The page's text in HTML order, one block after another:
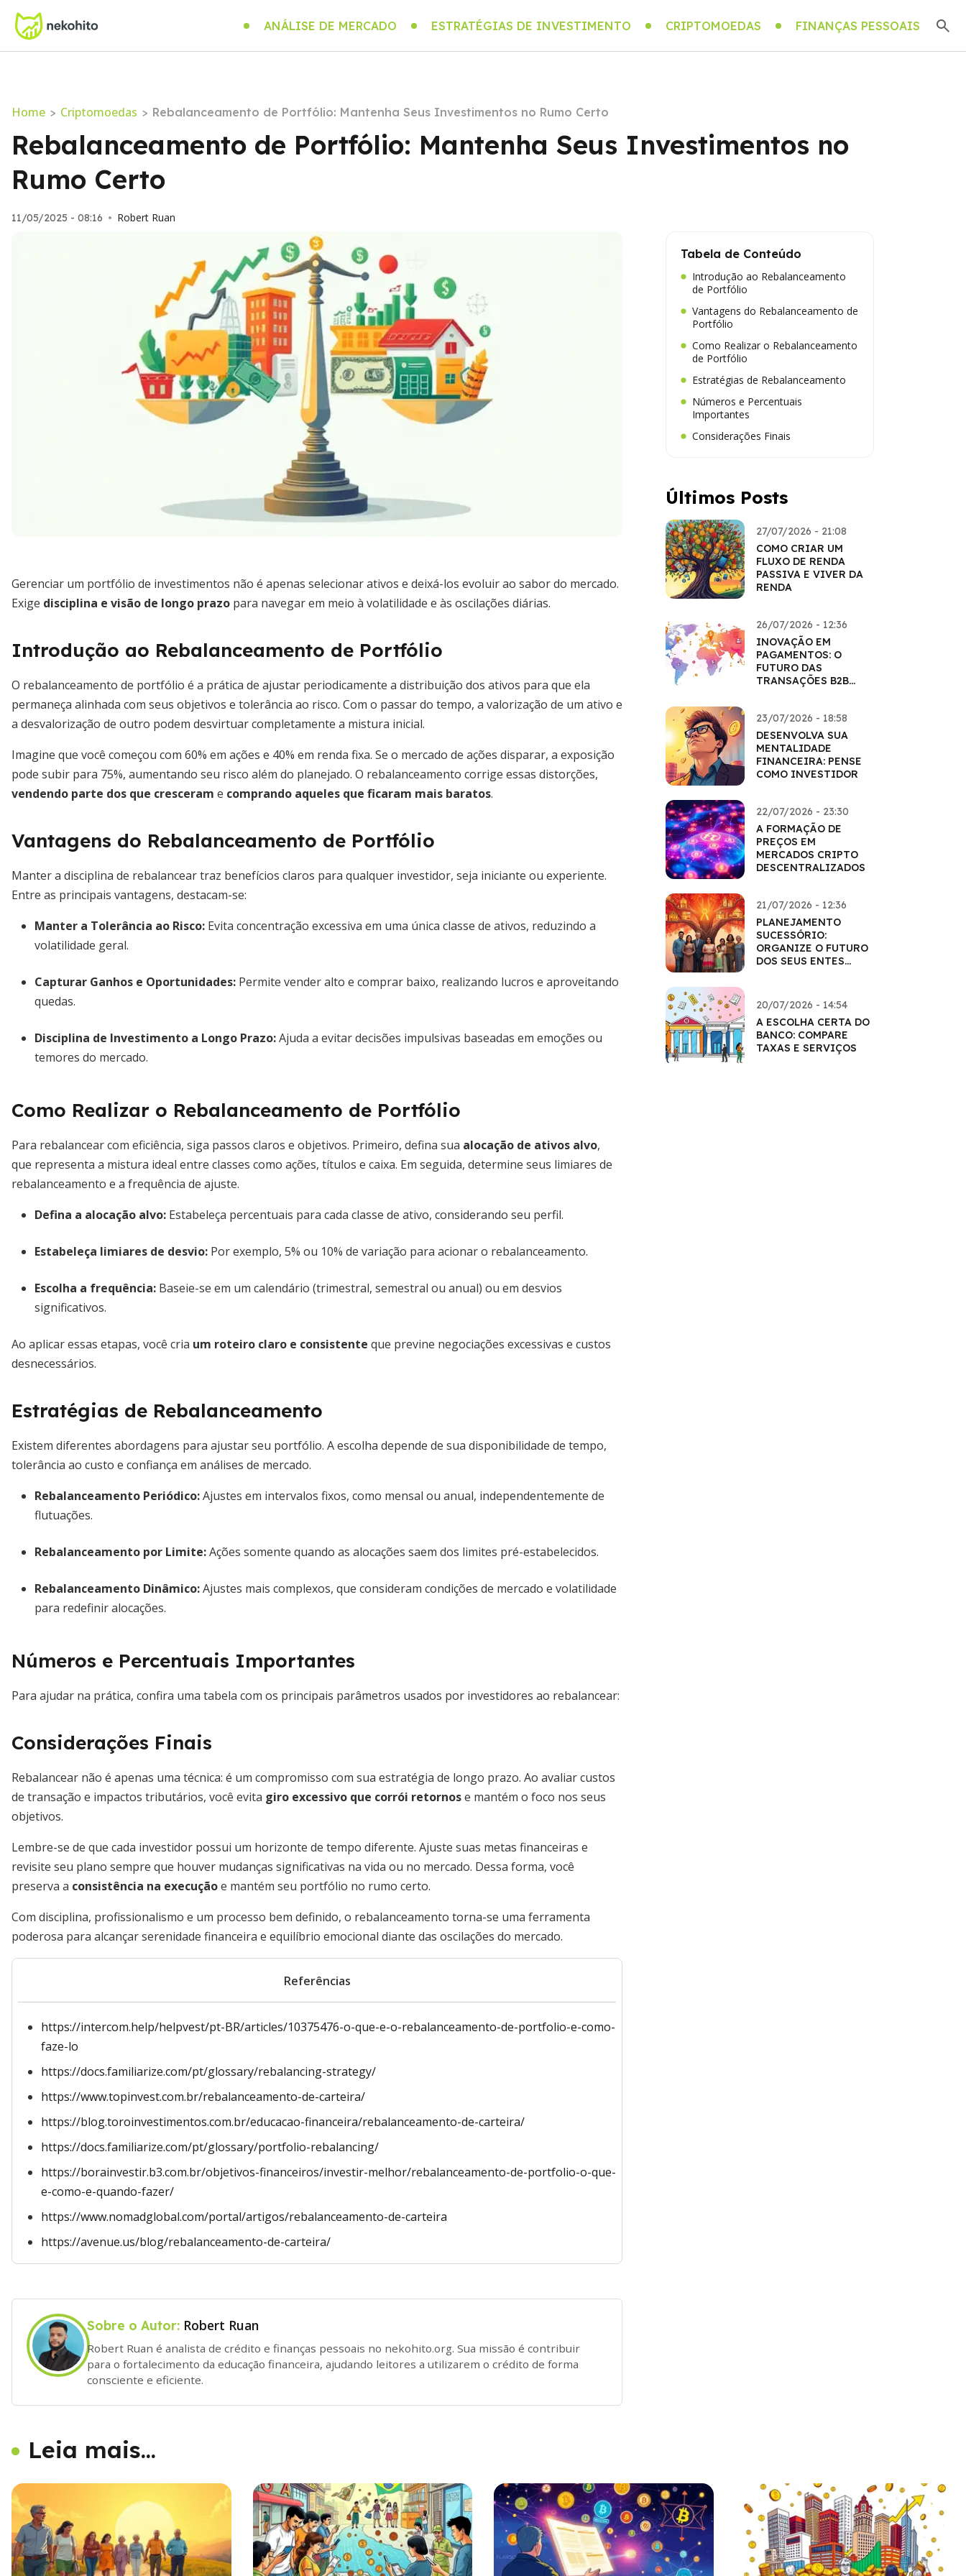
ANÁLISE DE MERCADO ESTRATÉGIAS DE INVESTIMENTO CRIPTOMOEDAS FINANÇAS PESSOAIS
Home > Criptomoedas > Rebalanceamento de Portfólio: Mantenha Seus Investimentos no Rumo Certo
Rebalanceamento de Portfólio: Mantenha Seus Investimentos no
Rumo Certo
11/05/2025 - 08:16 • Robert Ruan
Gerenciar um portfólio de investimentos não é apenas selecionar ativos e deixá-los evoluir ao sabor do mercado.
Exige disciplina e visão de longo prazo para navegar em meio à volatilidade e às oscilações diárias.
Introdução ao Rebalanceamento de Portfólio
O rebalanceamento de portfólio é a prática de ajustar periodicamente a distribuição dos ativos para que ela
permaneça alinhada com seus objetivos e tolerância ao risco. Com o passar do tempo, a valorização de um ativo e
a desvalorização de outro podem desvirtuar completamente a mistura inicial.
Imagine que você começou com 60% em ações e 40% em renda fixa. Se o mercado de ações disparar, a exposição
pode subir para 75%, aumentando seu risco além do planejado. O rebalanceamento corrige essas distorções,
vendendo parte dos que cresceram e comprando aqueles que ficaram mais baratos.
Vantagens do Rebalanceamento de Portfólio
Manter a disciplina de rebalancear traz benefícios claros para qualquer investidor, seja iniciante ou experiente.
Entre as principais vantagens, destacam-se:
Manter a Tolerância ao Risco: Evita concentração excessiva em uma única classe de ativos, reduzindo a
volatilidade geral.
Capturar Ganhos e Oportunidades: Permite vender alto e comprar baixo, realizando lucros e aproveitando
quedas.
Disciplina de Investimento a Longo Prazo:Ajuda a evitar decisões impulsivas baseadas em emoções ou
temores do mercado.
Como Realizar o Rebalanceamento de Portfólio
Para rebalancear com eficiência, siga passos claros e objetivos. Primeiro, defina sua alocação de ativos alvo,
que representa a mistura ideal entre classes como ações, títulos e caixa. Em seguida, determine seus limiares de
rebalanceamento e a frequência de ajuste.
Defina a alocação alvo: Estabeleça percentuais para cada classe de ativo, considerando seu perfil.
Estabeleça limiares de desvio: Por exemplo, 5% ou 10% de variação para acionar o rebalanceamento.
Escolha a frequência: Baseie-se em um calendário (trimestral, semestral ou anual) ou em desvios
significativos.
Ao aplicar essas etapas, você cria um roteiro claro e consistente que previne negociações excessivas e custos
desnecessários.
Estratégias de Rebalanceamento
Existem diferentes abordagens para ajustar seu portfólio. A escolha depende de sua disponibilidade de tempo,
tolerância ao custo e confiança em análises de mercado.
Rebalanceamento Periódico:Ajustes em intervalos fixos, como mensal ou anual, independentemente de
flutuações.
Rebalanceamento por Limite:Ações somente quando as alocações saem dos limites pré-estabelecidos.
Rebalanceamento Dinâmico:Ajustes mais complexos, que consideram condições de mercado e volatilidade
para redefinir alocações.
Números e Percentuais Importantes
Para ajudar na prática, confira uma tabela com os principais parâmetros usados por investidores ao rebalancear:
Considerações Finais
Rebalancear não é apenas uma técnica: é um compromisso com sua estratégia de longo prazo. Ao avaliar custos
de transação e impactos tributários, você evita giro excessivo que corrói retornose mantém o foco nos seus
objetivos.
Lembre-se de que cada investidor possui um horizonte de tempo diferente. Ajuste suas metas financeiras e
revisite seu plano sempre que houver mudanças significativas na vida ou no mercado. Dessa forma, você
preserva a consistência na execuçãoe mantém seu portfólio no rumo certo.
Com disciplina, profissionalismo e um processo bem definido, o rebalanceamento torna-se uma ferramenta
poderosa para alcançar serenidade financeira e equilíbrio emocional diante das oscilações do mercado.
Referências
https://intercom.help/helpvest/pt-BR/articles/10375476-o-que-e-o-rebalanceamento-de-portfolio-e-como-
faze-lo
https://docs.familiarize.com/pt/glossary/rebalancing-strategy/
https://www.topinvest.com.br/rebalanceamento-de-carteira/
https://blog.toroinvestimentos.com.br/educacao-financeira/rebalanceamento-de-carteira/
https://docs.familiarize.com/pt/glossary/portfolio-rebalancing/
https://borainvestir.b3.com.br/objetivos-financeiros/investir-melhor/rebalanceamento-de-portfolio-o-que-
e-como-e-quando-fazer/
https://www.nomadglobal.com/portal/artigos/rebalanceamento-de-carteira
https://avenue.us/blog/rebalanceamento-de-carteira/
Sobre o Autor: Robert Ruan
Robert Ruan é analista de crédito e finanças pessoais no nekohito.org. Sua missão é contribuir
para o fortalecimento da educação financeira, ajudando leitores a utilizarem o crédito de forma
consciente e eficiente.
Tabela de Conteúdo
Introdução ao Rebalanceamento
de Portfólio
Vantagens do Rebalanceamento de
Portfólio
Como Realizar o Rebalanceamento
de Portfólio
Estratégias de Rebalanceamento
Números e Percentuais
Importantes
Considerações Finais
Últimos Posts
27/07/2026 - 21:08
COMO CRIAR UM
FLUXO DE RENDA
PASSIVA E VIVER DA
RENDA
26/07/2026 - 12:36
INOVAÇÃO EM
PAGAMENTOS: O
FUTURO DAS
TRANSAÇÕES B2B
23/07/2026 - 18:58
DESENVOLVA SUA
MENTALIDADE
FINANCEIRA: PENSE
COMO INVESTIDOR
22/07/2026 - 23:30
A FORMAÇÃO DE
PREÇOS EM
MERCADOS CRIPTO
DESCENTRALIZADOS
21/07/2026 - 12:36
PLANEJAMENTO
SUCESSÓRIO:
ORGANIZE O FUTURO
DOS SEUS ENTES
20/07/2026 - 14:54
A ESCOLHA CERTA DO
BANCO: COMPARE
TAXAS E SERVIÇOS
Leia mais...